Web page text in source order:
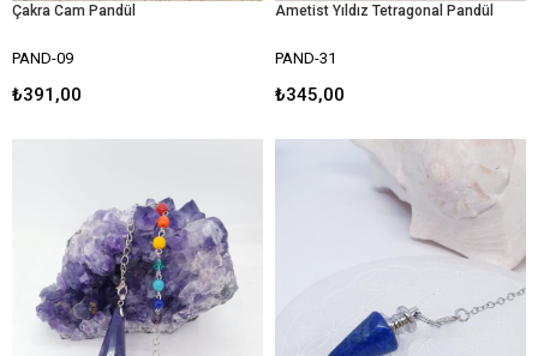
Çakra Cam Pandül
PAND-09
₺391,00
Ametist Yıldız Tetragonal Pandül
PAND-31
₺345,00